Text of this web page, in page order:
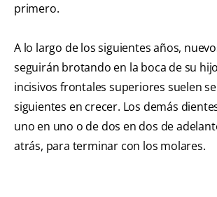
primero.
A lo largo de los siguientes años,
seguirán brotando en la boca de su
incisivos frontales superiores suelen
siguientes en crecer. Los demás
uno en uno o de dos en dos de
atrás, para terminar con los molares.